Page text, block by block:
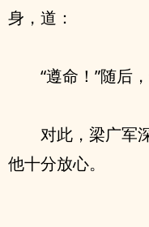
身，道：
“遵命！”随后
对此，梁广军
他十分放心。